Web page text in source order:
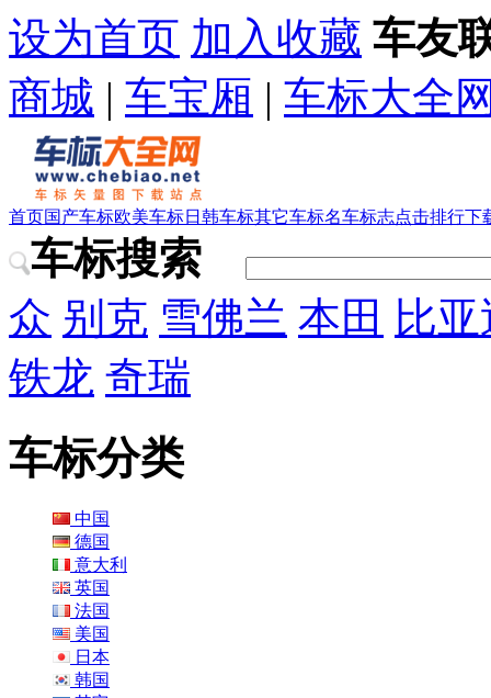
设为首页 加入收藏 车友
商城 | 车宝厢 | 车标大全
首页国产车标欧美车标日韩车标其它车标名车标志点击排行下
车标搜索
众 别克 雪佛兰 本田 比
铁龙 奇瑞
车标分类
中国
德国
意大利
英国
法国
美国
日本
韩国